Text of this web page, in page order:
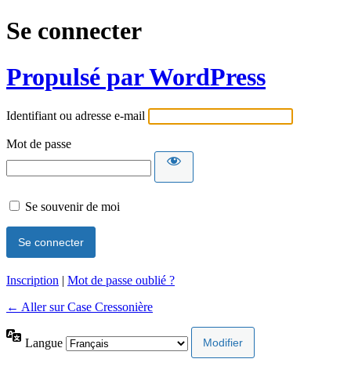
Se connecter
Propulsé par WordPress
Identifiant ou adresse e-mail
Mot de passe
Se souvenir de moi
Inscription | Mot de passe oublié ?
← Aller sur Case Cressonière
Langue